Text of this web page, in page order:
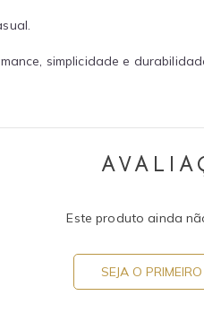
simplicidade e
Este produto ainda
SEJA O